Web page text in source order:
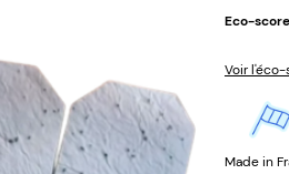
Eco-
Voir
Made in